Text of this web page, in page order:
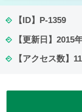
【ID】 P-1359
【更新日】 2015
【アクセス数】